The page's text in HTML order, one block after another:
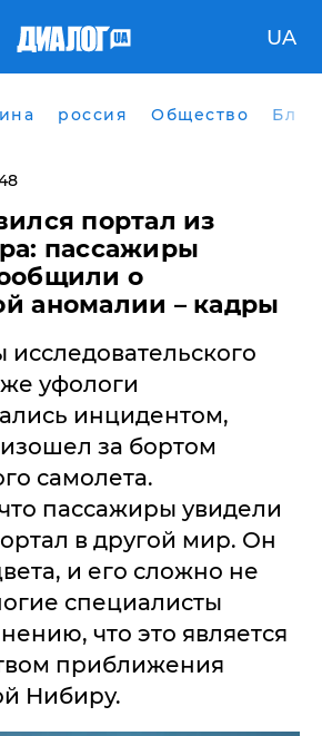
UA
россия Общество
портал из
пассажиры
о
аномалии – кадры
уфологи
инцидентом,
за бортом
самолета.
пассажиры увидели
в другой мир. Он
и его сложно не
специалисты
что это является
приближения
Нибиру.